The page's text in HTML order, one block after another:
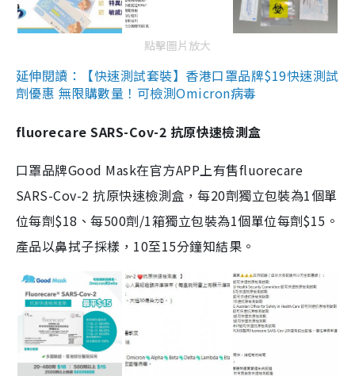
點擊圖片放大
延伸閱讀：【快速測試套裝】香港口罩品牌$19快速測試
劑優惠 無限購數量！可檢測Omicron病毒
fluorecare SARS-Cov-2 抗原快速檢測盒
口罩品牌Good Mask在官方APP上有售fluorecare
SARS-Cov-2 抗原快速檢測盒，每20劑獨立包裝為1個單
位每劑$18、每500劑/1箱獨立包裝為1個單位每劑$15。
產品以鼻拭子採樣，10至15分鐘知結果。